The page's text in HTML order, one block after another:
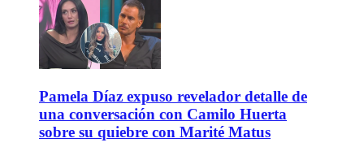
Pamela Díaz expuso revelador detalle de
una conversación con Camilo Huerta
sobre su quiebre con Marité Matus